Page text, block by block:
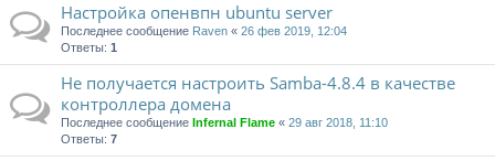
Настройка опенвпн ubuntu server
Последнее сообщение Raven « 26 фев 2019, 12:04
Ответы: 1
Не получается настроить Samba-4.8.4 в качестве
контроллера домена
Последнее сообщение Infernal Flame « 29 авг 2018, 11:10
Ответы: 7